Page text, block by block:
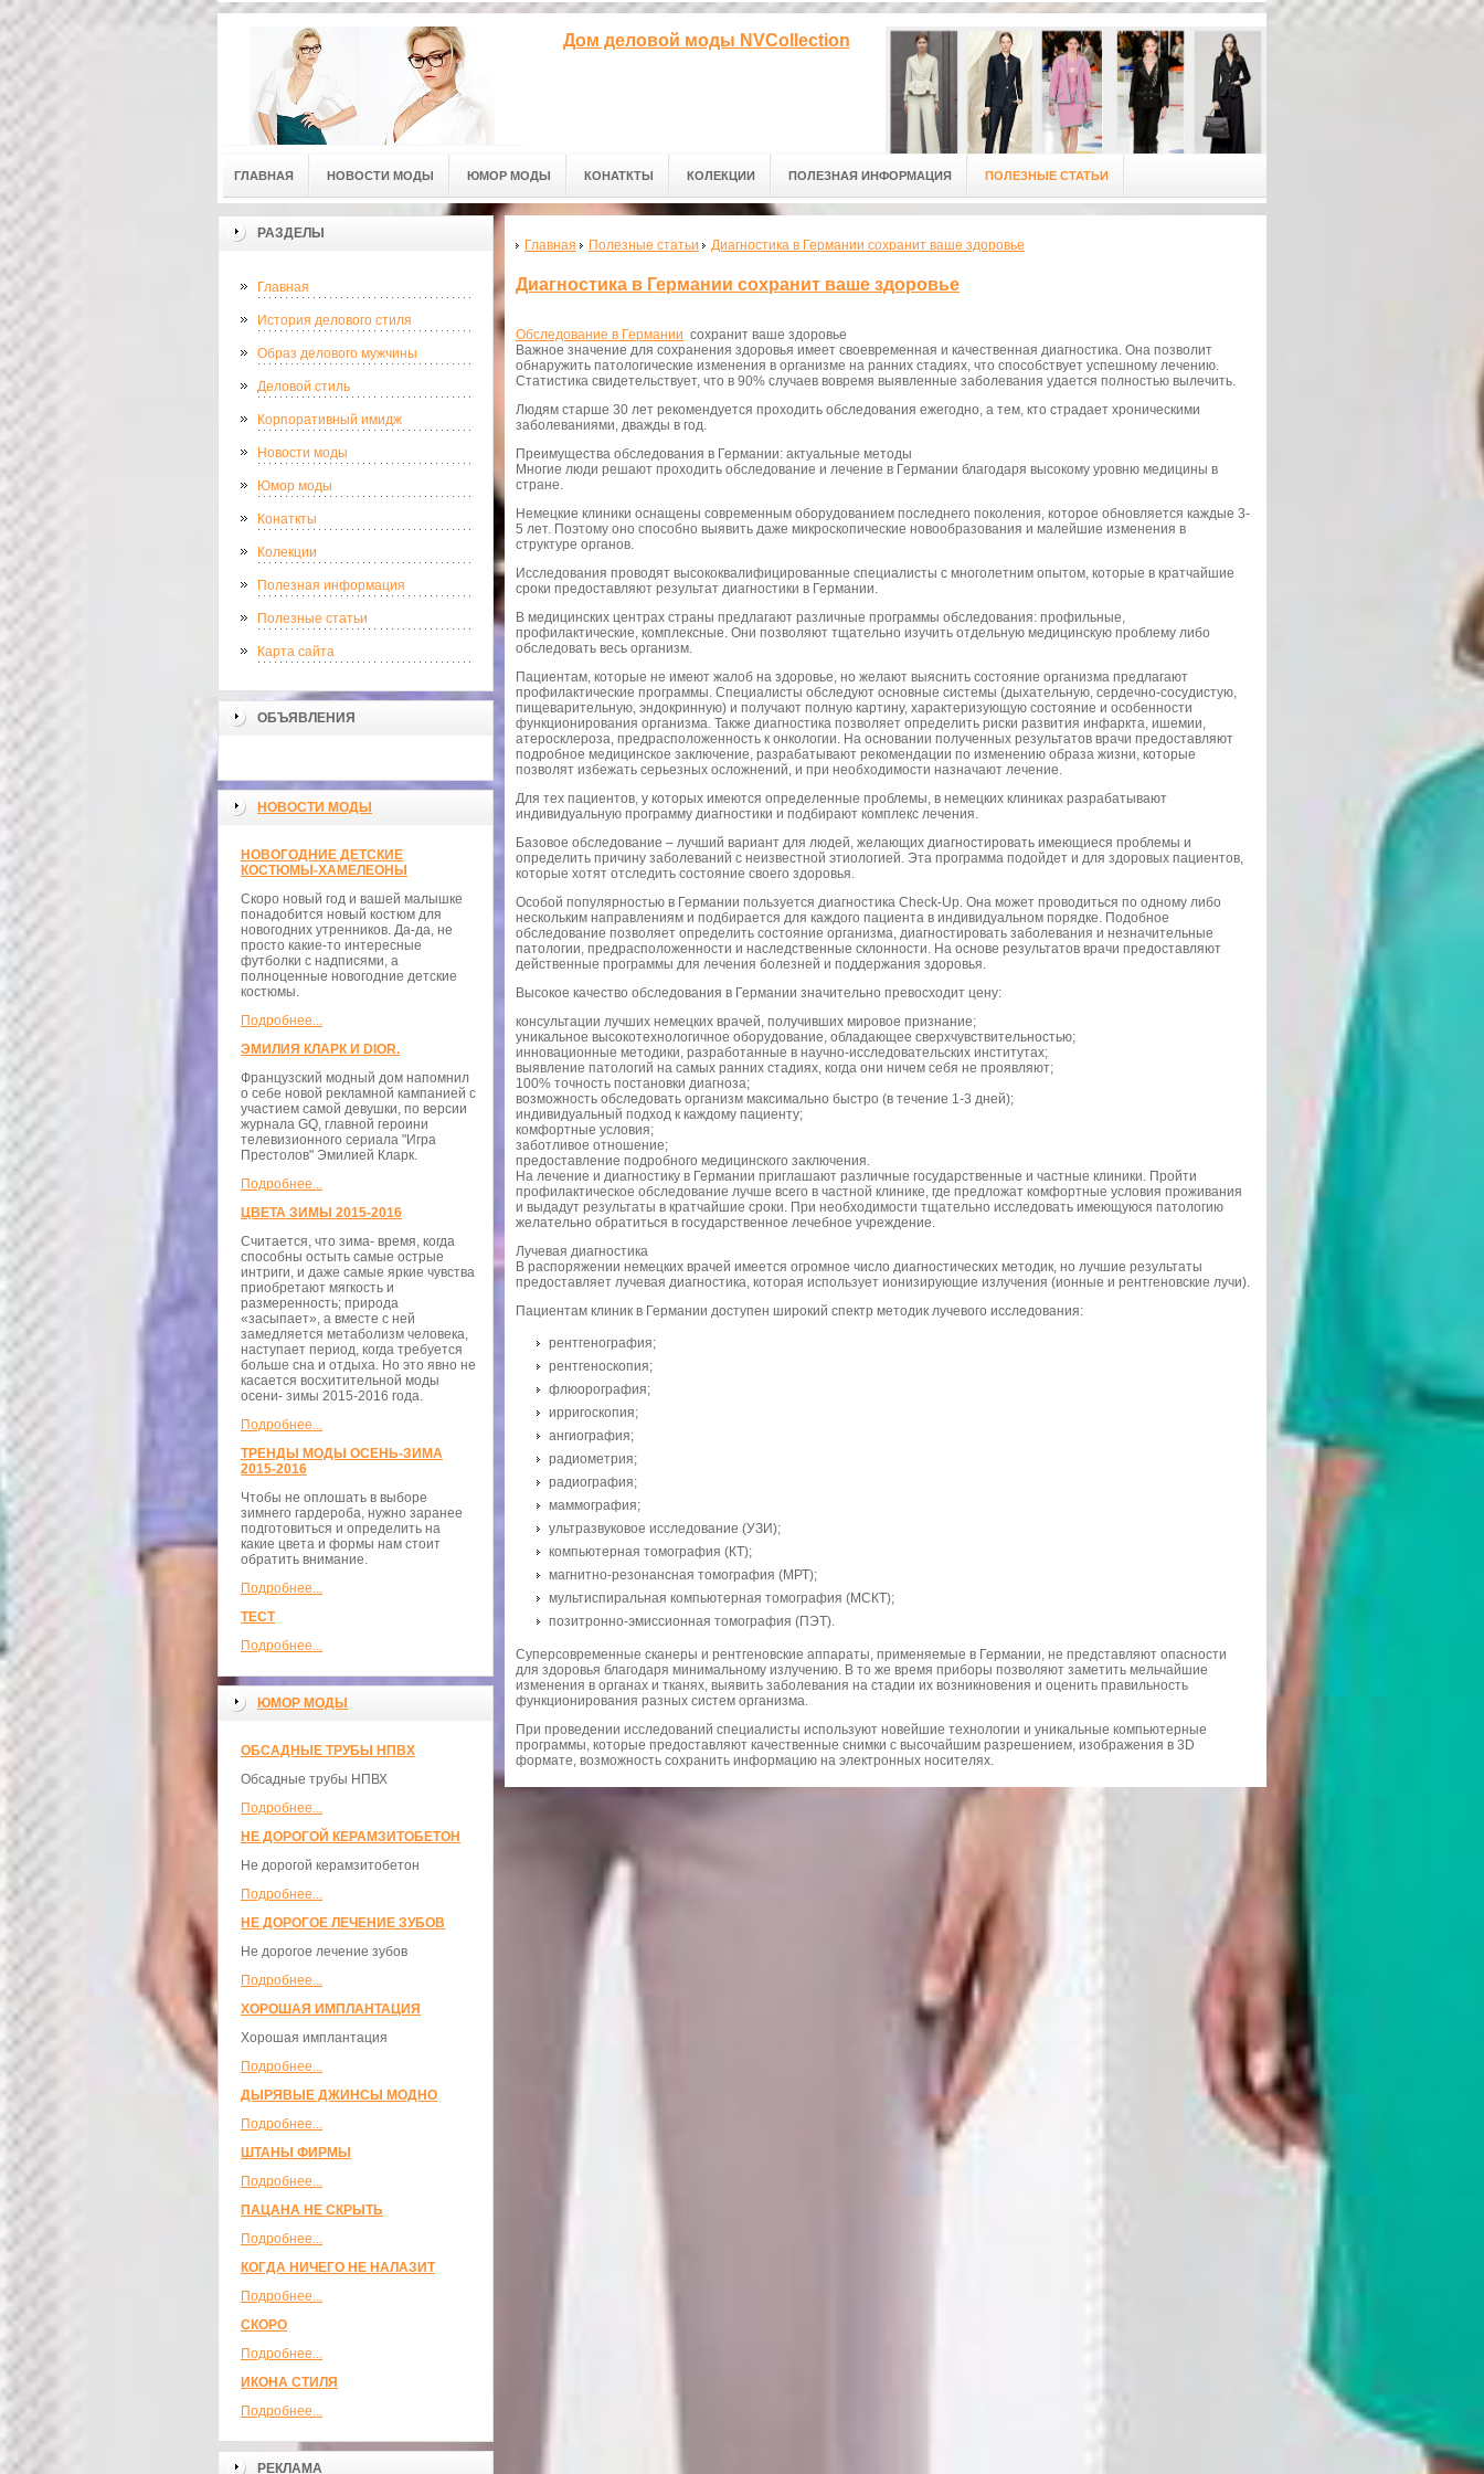
Дом деловой моды NVCollection
ГЛАВНАЯ НОВОСТИ МОДЫ ЮМОР МОДЫ КОНАТКТЫ КОЛЕКЦИИ ПОЛЕЗНАЯ ИНФОРМАЦИЯ ПОЛЕЗНЫЕ СТАТЬИ
РАЗДЕЛЫ
Главная
История делового стиля
Образ делового мужчины
Деловой стиль
Корпоративный имидж
Новости моды
Юмор моды
Конаткты
Колекции
Полезная информация
Полезные статьи
Карта сайта
ОБЪЯВЛЕНИЯ
НОВОСТИ МОДЫ
НОВОГОДНИЕ ДЕТСКИЕ
КОСТЮМЫ-ХАМЕЛЕОНЫ
Скоро новый год и вашей малышке
понадобится новый костюм для
новогодних утренников. Да-да, не
просто какие-то интересные
футболки с надписями, а
полноценные новогодние детские
костюмы.
Подробнее...
ЭМИЛИЯ КЛАРК И DIOR.
Французский модный дом напомнил
о себе новой рекламной кампанией с
участием самой девушки, по версии
журнала GQ, главной героини
телевизионного сериала "Игра
Престолов" Эмилией Кларк.
Подробнее...
ЦВЕТА ЗИМЫ 2015-2016
Считается, что зима- время, когда
способны остыть самые острые
интриги, и даже самые яркие чувства
приобретают мягкость и
размеренность; природа
«засыпает», а вместе с ней
замедляется метаболизм человека,
наступает период, когда требуется
больше сна и отдыха. Но это явно не
касается восхитительной моды
осени- зимы 2015-2016 года.
Подробнее...
ТРЕНДЫ МОДЫ ОСЕНЬ-ЗИМА
2015-2016
Чтобы не оплошать в выборе
зимнего гардероба, нужно заранее
подготовиться и определить на
какие цвета и формы нам стоит
обратить внимание.
Подробнее...
ТЕСТ
Подробнее...
ЮМОР МОДЫ
ОБСАДНЫЕ ТРУБЫ НПВХ
Обсадные трубы НПВХ
Подробнее...
НЕ ДОРОГОЙ КЕРАМЗИТОБЕТОН
Не дорогой керамзитобетон
Подробнее...
НЕ ДОРОГОЕ ЛЕЧЕНИЕ ЗУБОВ
Не дорогое лечение зубов
Подробнее...
ХОРОШАЯ ИМПЛАНТАЦИЯ
Хорошая имплантация
Подробнее...
ДЫРЯВЫЕ ДЖИНСЫ МОДНО
Подробнее...
ШТАНЫ ФИРМЫ
Подробнее...
ПАЦАНА НЕ СКРЫТЬ
Подробнее...
КОГДА НИЧЕГО НЕ НАЛАЗИТ
Подробнее...
СКОРО
Подробнее...
ИКОНА СТИЛЯ
Подробнее...
РЕКЛАМА
Главная Полезные статьи Диагностика в Германии сохранит ваше здоровье
Диагностика в Германии сохранит ваше здоровье
Обследование в Германии сохранит ваше здоровье
Важное значение для сохранения здоровья имеет своевременная и качественная диагностика. Она позволит
обнаружить патологические изменения в организме на ранних стадиях, что способствует успешному лечению.
Статистика свидетельствует, что в 90% случаев вовремя выявленные заболевания удается полностью вылечить.
Людям старше 30 лет рекомендуется проходить обследования ежегодно, а тем, кто страдает хроническими
заболеваниями, дважды в год.
Преимущества обследования в Германии: актуальные методы
Многие люди решают проходить обследование и лечение в Германии благодаря высокому уровню медицины в
стране.
Немецкие клиники оснащены современным оборудованием последнего поколения, которое обновляется каждые 3-
5 лет. Поэтому оно способно выявить даже микроскопические новообразования и малейшие изменения в
структуре органов.
Исследования проводят высококвалифицированные специалисты с многолетним опытом, которые в кратчайшие
сроки предоставляют результат диагностики в Германии.
В медицинских центрах страны предлагают различные программы обследования: профильные,
профилактические, комплексные. Они позволяют тщательно изучить отдельную медицинскую проблему либо
обследовать весь организм.
Пациентам, которые не имеют жалоб на здоровье, но желают выяснить состояние организма предлагают
профилактические программы. Специалисты обследуют основные системы (дыхательную, сердечно-сосудистую,
пищеварительную, эндокринную) и получают полную картину, характеризующую состояние и особенности
функционирования организма. Также диагностика позволяет определить риски развития инфаркта, ишемии,
атеросклероза, предрасположенность к онкологии. На основании полученных результатов врачи предоставляют
подробное медицинское заключение, разрабатывают рекомендации по изменению образа жизни, которые
позволят избежать серьезных осложнений, и при необходимости назначают лечение.
Для тех пациентов, у которых имеются определенные проблемы, в немецких клиниках разрабатывают
индивидуальную программу диагностики и подбирают комплекс лечения.
Базовое обследование – лучший вариант для людей, желающих диагностировать имеющиеся проблемы и
определить причину заболеваний с неизвестной этиологией. Эта программа подойдет и для здоровых пациентов,
которые хотят отследить состояние своего здоровья.
Особой популярностью в Германии пользуется диагностика Check-Up. Она может проводиться по одному либо
нескольким направлениям и подбирается для каждого пациента в индивидуальном порядке. Подобное
обследование позволяет определить состояние организма, диагностировать заболевания и незначительные
патологии, предрасположенности и наследственные склонности. На основе результатов врачи предоставляют
действенные программы для лечения болезней и поддержания здоровья.
Высокое качество обследования в Германии значительно превосходит цену:
консультации лучших немецких врачей, получивших мировое признание;
уникальное высокотехнологичное оборудование, обладающее сверхчувствительностью;
инновационные методики, разработанные в научно-исследовательских институтах;
выявление патологий на самых ранних стадиях, когда они ничем себя не проявляют;
100% точность постановки диагноза;
возможность обследовать организм максимально быстро (в течение 1-3 дней);
индивидуальный подход к каждому пациенту;
комфортные условия;
заботливое отношение;
предоставление подробного медицинского заключения.
На лечение и диагностику в Германии приглашают различные государственные и частные клиники. Пройти
профилактическое обследование лучше всего в частной клинике, где предложат комфортные условия проживания
и выдадут результаты в кратчайшие сроки. При необходимости тщательно исследовать имеющуюся патологию
желательно обратиться в государственное лечебное учреждение.
Лучевая диагностика
В распоряжении немецких врачей имеется огромное число диагностических методик, но лучшие результаты
предоставляет лучевая диагностика, которая использует ионизирующие излучения (ионные и рентгеновские лучи).
Пациентам клиник в Германии доступен широкий спектр методик лучевого исследования:
рентгенография;
рентгеноскопия;
флюорография;
ирригоскопия;
ангиография;
радиометрия;
радиография;
маммография;
ультразвуковое исследование (УЗИ);
компьютерная томография (КТ);
магнитно-резонансная томография (МРТ);
мультиспиральная компьютерная томография (МСКТ);
позитронно-эмиссионная томография (ПЭТ).
Суперсовременные сканеры и рентгеновские аппараты, применяемые в Германии, не представляют опасности
для здоровья благодаря минимальному излучению. В то же время приборы позволяют заметить мельчайшие
изменения в органах и тканях, выявить заболевания на стадии их возникновения и оценить правильность
функционирования разных систем организма.
При проведении исследований специалисты используют новейшие технологии и уникальные компьютерные
программы, которые предоставляют качественные снимки с высочайшим разрешением, изображения в 3D
формате, возможность сохранить информацию на электронных носителях.